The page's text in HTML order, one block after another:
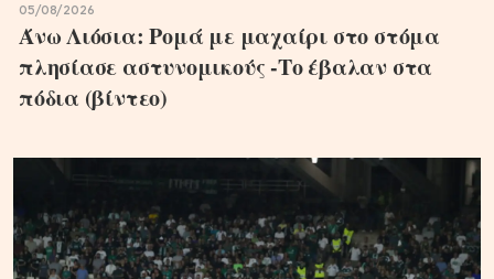
05/08/2026
Άνω Λιόσια: Ρομά με μαχαίρι στο στόμα
πλησίασε αστυνομικούς -Το έβαλαν στα
πόδια (βίντεο)